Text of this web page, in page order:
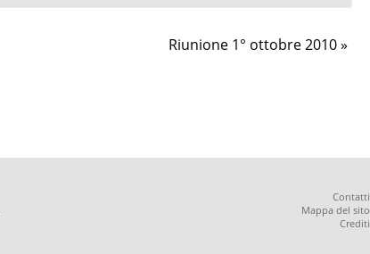
Riunione 1° ottobre 2010»
Contatti
Mappa del sito
Crediti